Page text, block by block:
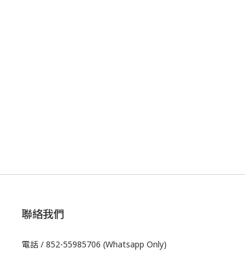
聯絡我們
電話 / 852-55985706 (Whatsapp Only)